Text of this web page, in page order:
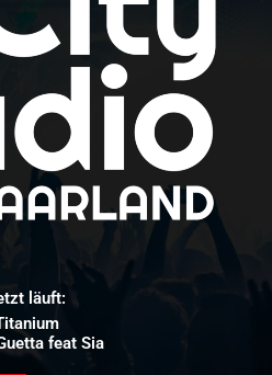
läuft:
feat Sia